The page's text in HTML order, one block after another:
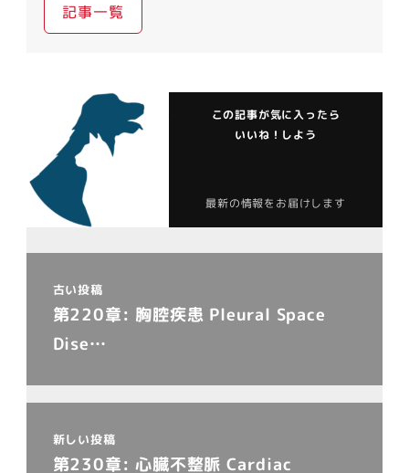
記事一覧
この記事が気に入ったら
いいね！しよう
最新の情報をお届けします
古い投稿
第220章: 胸腔疾患 Pleural Space
Dise…
新しい投稿
第230章: 心臓不整脈 Cardiac